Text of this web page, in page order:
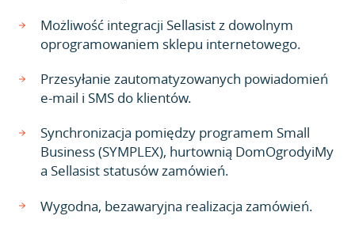
Możliwość integracji Sellasist z dowolnym
oprogramowaniem sklepu internetowego.
Przesyłanie zautomatyzowanych powiadomień
e-mail i SMS do klientów.
Synchronizacja pomiędzy programem Small
Business (SYMPLEX), hurtownią DomOgrodyiMy
a Sellasist statusów zamówień.
Wygodna, bezawaryjna realizacja zamówień.